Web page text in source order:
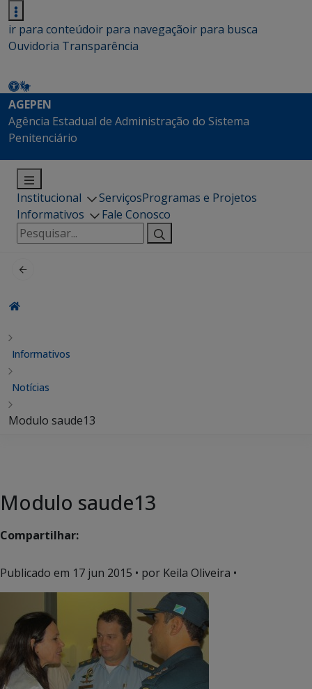
ir para conteúdoir para navegaçãoir para busca
Ouvidoria Transparência
AGEPEN
Agência Estadual de Administração do Sistema
Penitenciário
Institucional ServiçosProgramas e Projetos
Informativos
Fale Conosco
Pesquisar
por:
Informativos
Notícias
Modulo saude13
Modulo saude13
Compartilhar:
Publicado em 17 jun 2015 • por Keila Oliveira •